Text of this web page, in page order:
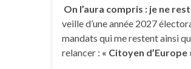
On l’aura compris : je ne
veille d’une année 2027
mandats qui me restent ainsi
relancer : « Citoyen